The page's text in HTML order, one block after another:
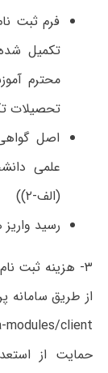
تکمیل
محترم
تحصیلات
اصل
علمی
(الف-۲))
رسید
از طریق سامانه
حمایت از